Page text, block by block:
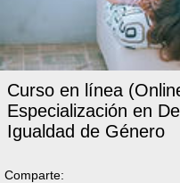
Curso en línea
Especialización en
Igualdad de Género
Comparte: